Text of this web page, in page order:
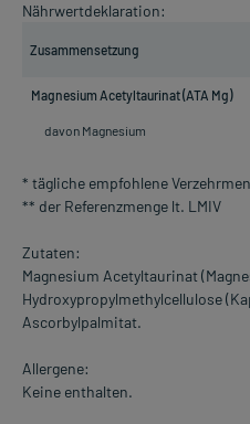
Nährwertdeklaration:
Zusammensetzung
Magnesium Acetyltaurinat (ATA Mg)
davon Magnesium
* tägliche empfohlene
** der Referenzmenge lt. LMIV
Zutaten:
Magnesium Acetyltaurinat
Hydroxypropylmethylcellulose
Ascorbylpalmitat.
Allergene:
Keine enthalten.